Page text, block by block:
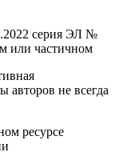
серия ЭЛ №
или частичном
авторов не всегда
ресурсе